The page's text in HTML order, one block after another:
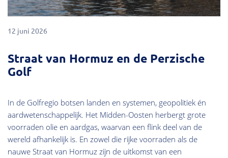
12 juni 2026
Straat van Hormuz en de Perzische
Golf
In de Golfregio botsen landen en systemen, geopolitiek én
aardwetenschappelijk. Het Midden-Oosten herbergt grote
voorraden olie en aardgas, waarvan een flink deel van de
wereld afhankelijk is. En zowel die rijke voorraden als de
nauwe Straat van Hormuz zijn de uitkomst van een